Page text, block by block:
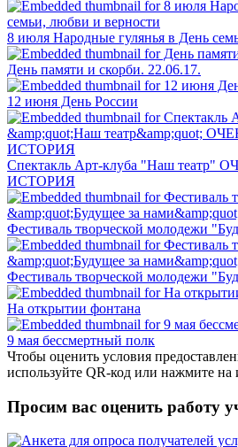
8 июля Народные гулянья в День
День памяти и скорби. 22.06.17.
12 июня День России
Спектакль Арт-клуба "Наш
ИСТОРИЯ
Фестиваль творческой молодежи
Фестиваль творческой молодежи
На открытии фонтана
9 мая бессмертный полк
Чтобы оценить условия
используйте QR-код или нажмите на
Просим вас оценить работу